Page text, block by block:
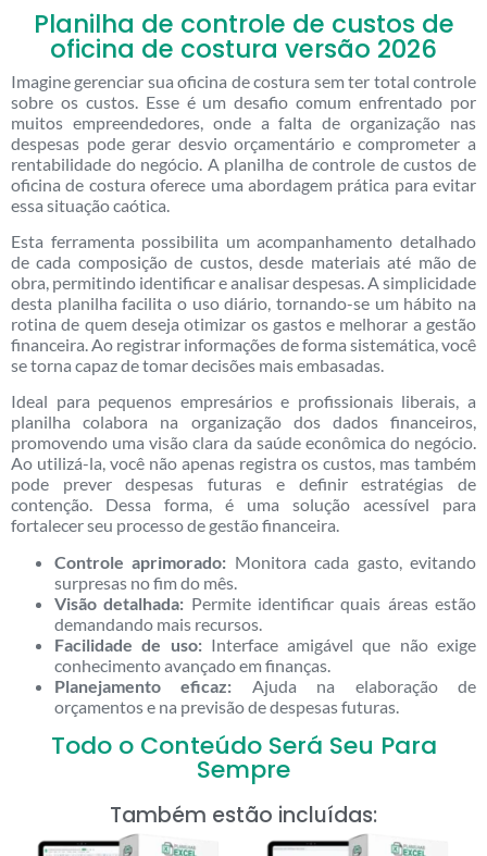
Planilha de controle de custos de
oficina de costura versão 2026
Imagine gerenciar sua oficina de costura sem ter total controle
sobre os custos. Esse é um desafio comum enfrentado por
muitos empreendedores, onde a falta de organização nas
despesas pode gerar desvio orçamentário e comprometer a
rentabilidade do negócio. A planilha de controle de custos de
oficina de costura oferece uma abordagem prática para evitar
essa situação caótica.
Esta ferramenta possibilita um acompanhamento detalhado
de cada composição de custos, desde materiais até mão de
obra, permitindo identificar e analisar despesas. A simplicidade
desta planilha facilita o uso diário, tornando-se um hábito na
rotina de quem deseja otimizar os gastos e melhorar a gestão
financeira. Ao registrar informações de forma sistemática, você
se torna capaz de tomar decisões mais embasadas.
Ideal para pequenos empresários e profissionais liberais, a
planilha colabora na organização dos dados financeiros,
promovendo uma visão clara da saúde econômica do negócio.
Ao utilizá-la, você não apenas registra os custos, mas também
pode prever despesas futuras e definir estratégias de
contenção. Dessa forma, é uma solução acessível para
fortalecer seu processo de gestão financeira.
Controle aprimorado: Monitora cada gasto, evitando
surpresas no fim do mês.
Visão detalhada: Permite identificar quais áreas estão
demandando mais recursos.
Facilidade de uso:Interface amigável que não exige
conhecimento avançado em finanças.
Planejamento eficaz: Ajuda na elaboração de
orçamentos e na previsão de despesas futuras.
Todo o Conteúdo Será Seu Para
Sempre
Também estão incluídas: